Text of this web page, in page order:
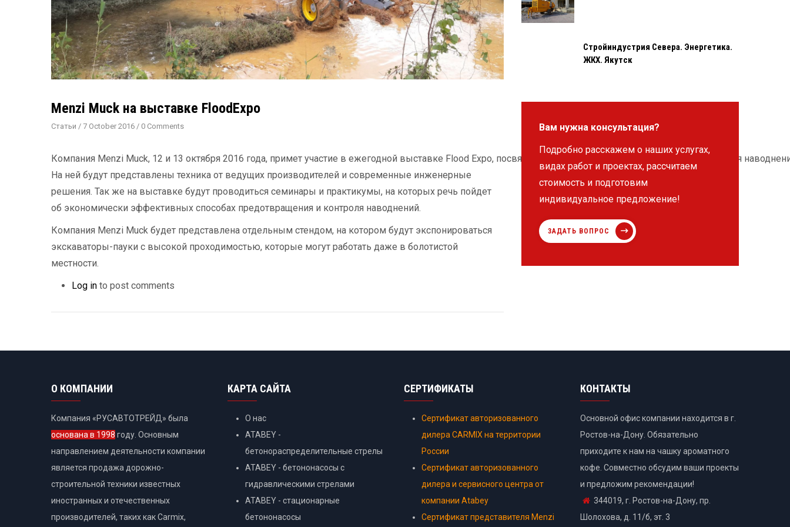
Menzi Muck на выставке FloodExpo
Статьи / 7 October 2016 / 0 Comments
Компания Menzi Muck, 12 и 13 октября 2016 года, примет участие в ежегодной выставке Flood Expo, посвященной решениям по проблеме предотвращения
На ней будут представлены техника от ведущих производителей и современные инженерные
решения. Так же на выставке будут проводиться семинары и практикумы, на которых речь пойдет
об экономически эффективных способах предотвращения и контроля наводнений.
Компания Menzi Muck будет представлена отдельным стендом, на котором будут экспонироваться
экскаваторы-пауки с высокой проходимостью, которые могут работать даже в болотистой
местности.
Log in to post comments
Стройиндустрия Севера. Энергетика.
ЖКХ. Якутск
Вам нужна консультация?
Подробно расскажем о наших услугах,
видах работ и проектах, рассчитаем
стоимость и подготовим
индивидуальное предложение!
ЗАДАТЬ ВОПРОС
О КОМПАНИИ
Компания «РУСАВТОТРЕЙД» была
основана в 1998 году. Основным
направлением деятельности компании
является продажа дорожно-
строительной техники известных
иностранных и отечественных
производителей, таких как Carmix,
КАРТА САЙТА
О нас
ATABEY -
бетонораспределительные стрелы
ATABEY - бетононасосы с
гидравлическими стрелами
ATABEY - стационарные
бетононасосы
СЕРТИФИКАТЫ
Сертификат авторизованного
дилера CARMIX на территории
России
Сертификат авторизованного
дилера и сервисного центра от
компании Atabey
Сертификат представителя Menzi
КОНТАКТЫ
Основной офис компании находится в г.
Ростов-на-Дону. Обязательно
приходите к нам на чашку ароматного
кофе. Совместно обсудим ваши проекты
и предложим рекомендации!
344019, г. Ростов-на-Дону, пр.
Шолохова, д. 11/б, эт. 3